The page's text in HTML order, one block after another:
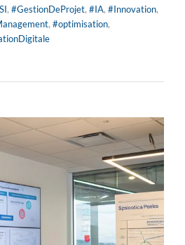
, #GestionDeProjet, #IA, #Innovation,
, #optimisation,